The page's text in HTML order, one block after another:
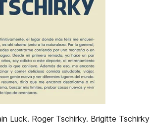
Luck. Roger Tschirky. Brigitte Tschirky